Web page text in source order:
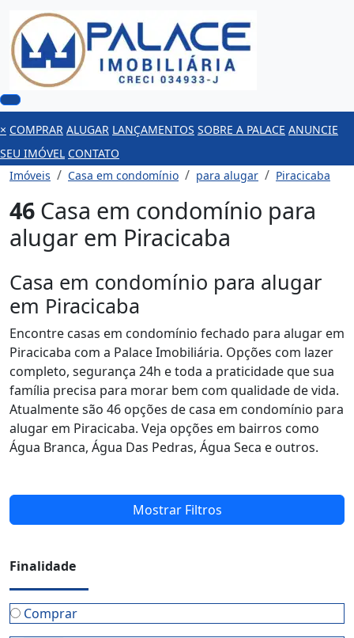
× COMPRAR ALUGAR LANÇAMENTOS SOBRE A PALACE ANUNCIE
SEU IMÓVEL CONTATO
Imóveis
Casa em condomínio para alugar Piracicaba
46 Casa em condomínio para
alugar em Piracicaba
Casa em condomínio para alugar
em Piracicaba
Encontre casas em condomínio fechado para alugar em
Piracicaba com a Palace Imobiliária. Opções com lazer
completo, segurança 24h e toda a praticidade que sua
família precisa para morar bem com qualidade de vida.
Atualmente são 46 opções de casa em condomínio para
alugar em Piracicaba. Veja opções em bairros como
Água Branca, Água Das Pedras, Água Seca e outros.
Mostrar Filtros
Finalidade
Comprar